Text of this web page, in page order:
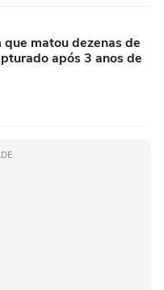
matou dezenas de
após 3 anos de